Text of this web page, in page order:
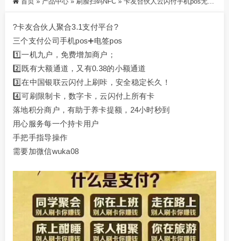
?卡友合伙人聚合3.1支付平台?
三个支付公司手机pos➕电签pos
1️⃣一机九户，免费增加商户；
2️⃣既有大额通道，又有0.38的小额通道
3️⃣在中国银联云闪付上刷咔，安全稳定长久！
4️⃣可刷限制卡，数字卡，云闪付上所有卡
落地积分商户，有助于养卡提额，24小时秒到
用心服务每一个持卡用户
手把手指导操作
需要加微信wuka08